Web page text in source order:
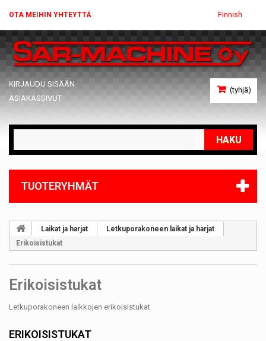
Finnish
OTA MEIHIN YHTEYTTÄ
(tyhjä)
KIRJAUDU SISÄÄN
ASIAKASSIVUT
HAKU
TUOTERYHMÄT
Laikat ja harjat
Letkuporakoneen laikat ja harjat
Erikoisistukat
Erikoisistukat
Letkuporakoneen laikkojen erikoisistukat
ERIKOISISTUKAT